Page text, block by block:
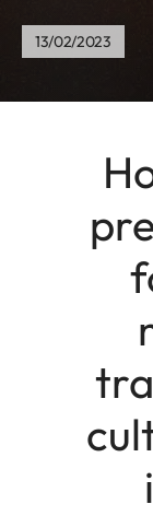
13/02/2023